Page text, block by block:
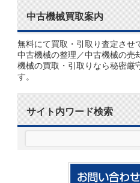
中古機械買取案内
無料にて買取・引取り査定させ
中古機械の整理／中古機械の売
機械の買取・引取りなら秘密厳
す。
サイト内ワード検索